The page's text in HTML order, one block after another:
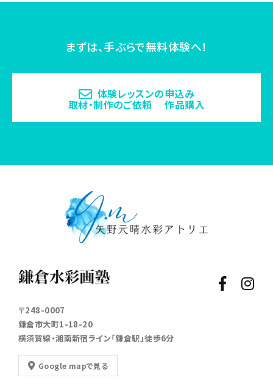
まずは、手ぶらで無料体験へ！
体験レッスンの申込み
取材・制作のご依頼 作品購入
〒248-0007
鎌倉市大町1-18-20
横須賀線・湘南新宿ライン「鎌倉駅」徒歩6分
Google mapで見る